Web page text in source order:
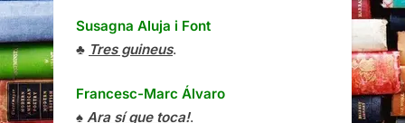
Susagna Aluja i Font
♣ Tres guineus.
Francesc-Marc Álvaro
♠ Ara sí que toca!.